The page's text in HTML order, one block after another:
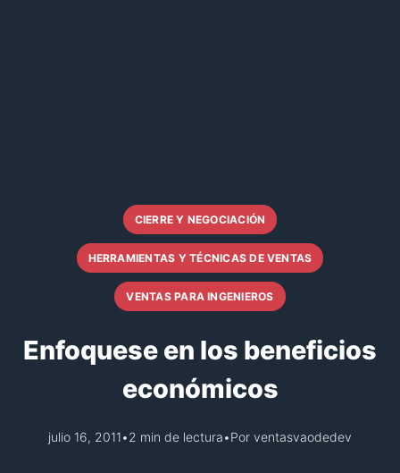
CIERRE Y NEGOCIACIÓN
HERRAMIENTAS Y TÉCNICAS DE VENTAS
VENTAS PARA INGENIEROS
Enfoquese en los beneficios
económicos
julio 16, 2011•2 min de lectura•Por ventasvaodedev